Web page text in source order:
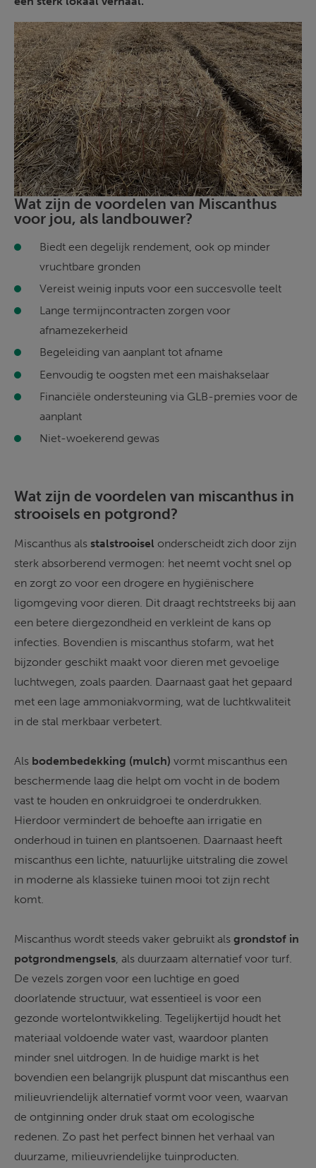
Wat zijn de voordelen van Miscanthus
voor jou, als landbouwer?
Biedt een degelijk rendement, ook op minder
vruchtbare gronden
Vereist weinig inputs voor een succesvolle teelt
Lange termijncontracten zorgen voor
afnamezekerheid
Begeleiding van aanplant tot afname
Eenvoudig te oogsten met een maishakselaar
Financiële ondersteuning via GLB-premies voor de
aanplant
Niet-woekerend gewas
Wat zijn de voordelen van miscanthus in
strooisels en potgrond?
Miscanthus als stalstrooisel onderscheidt zich door zijn
sterk absorberend vermogen: het neemt vocht snel op
en zorgt zo voor een drogere en hygiënischere
ligomgeving voor dieren. Dit draagt rechtstreeks bij aan
een betere diergezondheid en verkleint de kans op
infecties. Bovendien is miscanthus stofarm, wat het
bijzonder geschikt maakt voor dieren met gevoelige
luchtwegen, zoals paarden. Daarnaast gaat het gepaard
met een lage ammoniakvorming, wat de luchtkwaliteit
in de stal merkbaar verbetert.
Als bodembedekking (mulch) vormt miscanthus een
beschermende laag die helpt om vocht in de bodem
vast te houden en onkruidgroei te onderdrukken.
Hierdoor vermindert de behoefte aan irrigatie en
onderhoud in tuinen en plantsoenen. Daarnaast heeft
miscanthus een lichte, natuurlijke uitstraling die zowel
in moderne als klassieke tuinen mooi tot zijn recht
komt.
Miscanthus wordt steeds vaker gebruikt als grondstof in
potgrondmengsels, als duurzaam alternatief voor turf.
De vezels zorgen voor een luchtige en goed
doorlatende structuur, wat essentieel is voor een
gezonde wortelontwikkeling. Tegelijkertijd houdt het
materiaal voldoende water vast, waardoor planten
minder snel uitdrogen. In de huidige markt is het
bovendien een belangrijk pluspunt dat miscanthus een
milieuvriendelijk alternatief vormt voor veen, waarvan
de ontginning onder druk staat om ecologische
redenen. Zo past het perfect binnen het verhaal van
duurzame, milieuvriendelijke tuinproducten.